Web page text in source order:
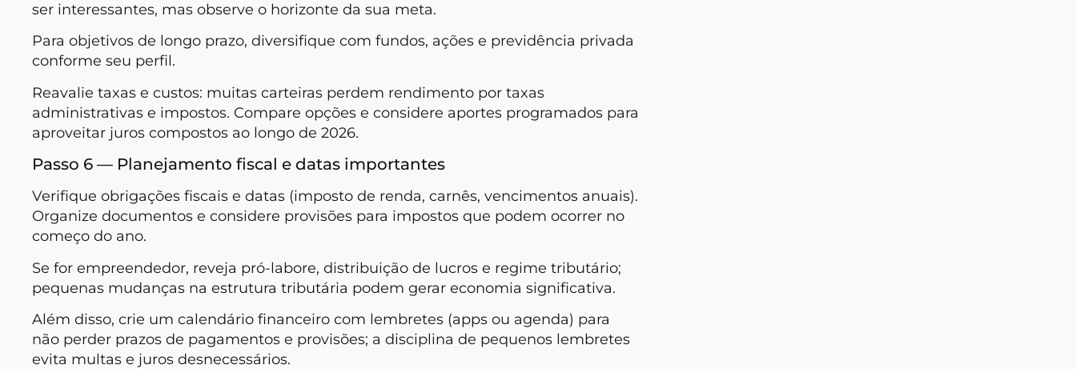
ser interessantes, mas observe o horizonte da sua meta.
Para objetivos de longo prazo, diversifique com fundos, ações e previdência privada
conforme seu perfil.
Reavalie taxas e custos: muitas carteiras perdem rendimento por taxas
administrativas e impostos. Compare opções e considere aportes programados para
aproveitar juros compostos ao longo de 2026.
Passo 6 — Planejamento fiscal e datas importantes
Verifique obrigações fiscais e datas (imposto de renda, carnês, vencimentos anuais).
Organize documentos e considere provisões para impostos que podem ocorrer no
começo do ano.
Se for empreendedor, reveja pró-labore, distribuição de lucros e regime tributário;
pequenas mudanças na estrutura tributária podem gerar economia significativa.
Além disso, crie um calendário financeiro com lembretes (apps ou agenda) para
não perder prazos de pagamentos e provisões; a disciplina de pequenos lembretes
evita multas e juros desnecessários.